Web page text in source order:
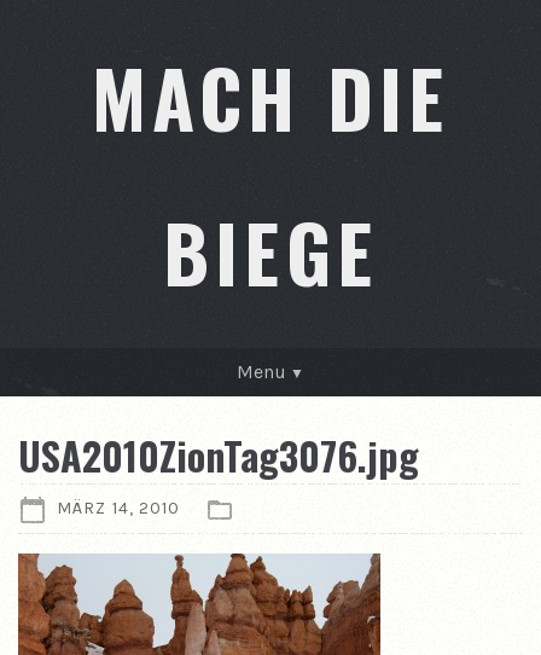
MACH DIE
BIEGE
Menu
KONTAKT
ÜBER MICH
USA2010ZionTag3076.jpg
MÄRZ 14, 2010